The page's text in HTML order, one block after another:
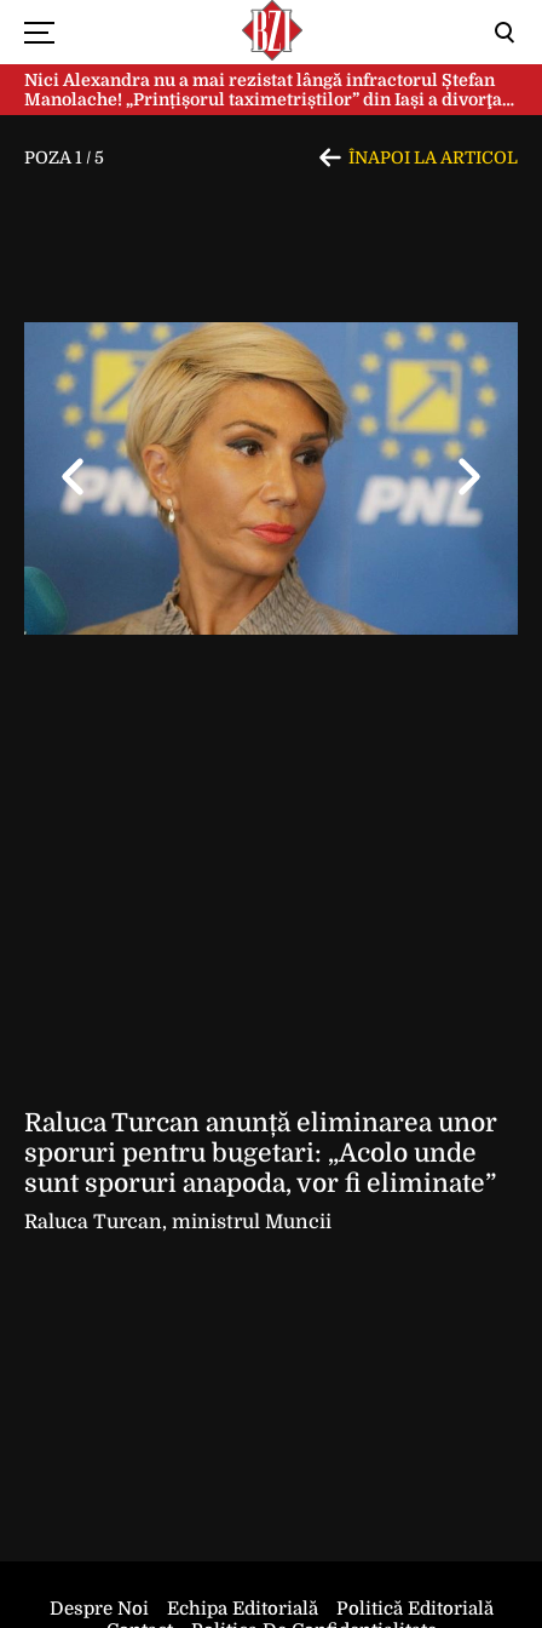
Nici Alexandra nu a mai rezistat lângă infractorul Ștefan
Manolache! „Prințișorul taximetriștilor” din Iași a divorţat
după doi ani de căsnicie
POZA 1 /5 ÎNAPOI LA ARTICOL
Raluca Turcan anunță eliminarea unor
sporuri pentru bugetari: „Acolo unde
sunt sporuri anapoda, vor fi eliminate”
Raluca Turcan, ministrul Muncii
Despre Noi Echipa Editorială
Politică Editorială